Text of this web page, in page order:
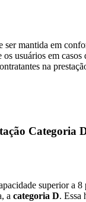
ser mantida em
usuários em
na
Categoria
superior a
a categoria D. Essa